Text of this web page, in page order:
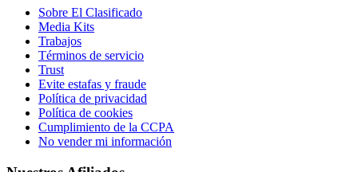
Sobre El Clasificado
Media Kits
Trabajos
Términos de servicio
Trust
Evite estafas y fraude
Política de privacidad
Política de cookies
Cumplimiento de la CCPA
No vender mi información